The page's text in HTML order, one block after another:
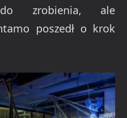
zrobienia, ale
poszedł o krok